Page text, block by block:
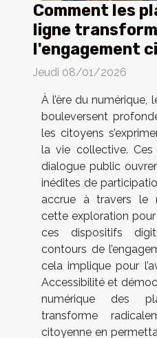
Comment les
ligne
l'engagement
Jeudi 08/01/2026
À l’ère du
bouleversent
les citoyens
la vie collective.
dialogue public
inédites de
accrue à travers le
cette exploration
ces dispositifs
contours de
cela implique pour
Accessibilité et
numérique des
transforme
citoyenne en